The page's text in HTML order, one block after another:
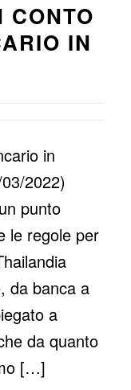
CONTO
IN
in
2022)
punto
le regole per
da banca a
a
da quanto
[…]